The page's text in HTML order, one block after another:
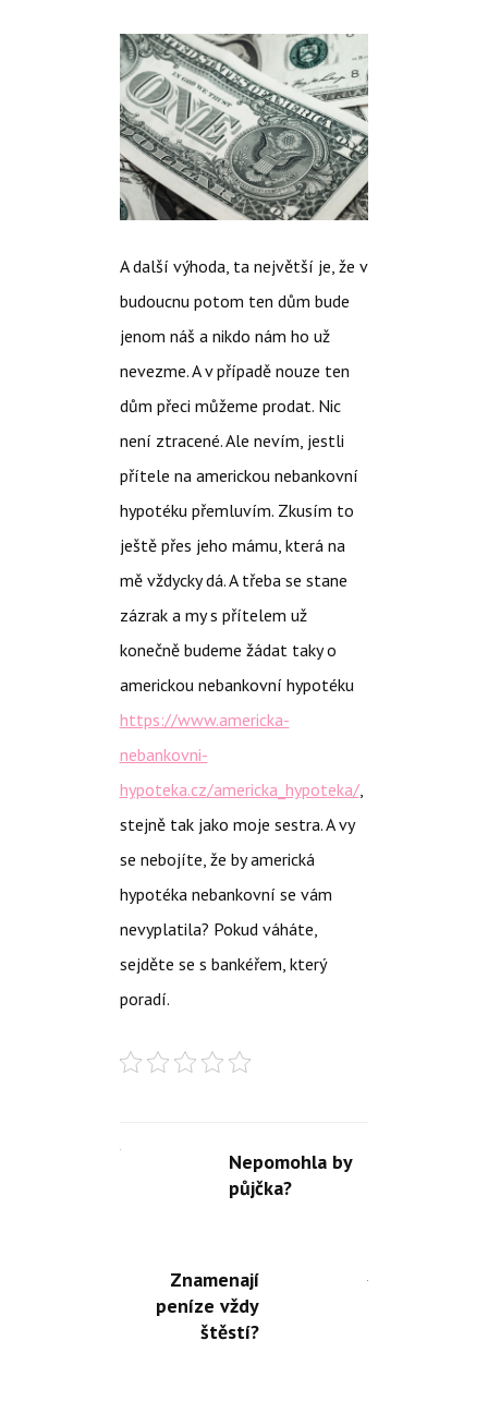
A další výhoda, ta největší je, že v
budoucnu potom ten dům bude
jenom náš a nikdo nám ho už
nevezme. A v případě nouze ten
dům přeci můžeme prodat. Nic
není ztracené. Ale nevím, jestli
přítele na americkou nebankovní
hypotéku přemluvím. Zkusím to
ještě přes jeho mámu, která na
mě vždycky dá. A třeba se stane
zázrak a my s přítelem už
konečně budeme žádat taky o
americkou nebankovní hypotéku
https://www.americka-
nebankovni-
hypoteka.cz/americka_hypoteka/,
stejně tak jako moje sestra. A vy
se nebojíte, že by americká
hypotéka nebankovní se vám
nevyplatila? Pokud váháte,
sejděte se s bankéřem, který
poradí.
Nepomohla by
půjčka?
Znamenají
peníze vždy
štěstí?